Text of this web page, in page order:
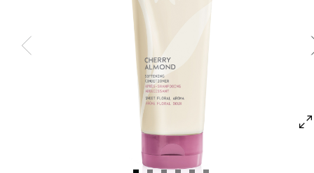
CUOIO CAPELLUTO SENSIBILE
TUTTE LE COLLEZIONI